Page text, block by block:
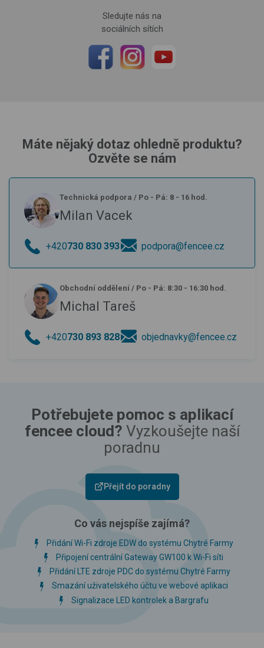
Sledujte nás na
sociálních sítích
Máte nějaký dotaz ohledně produktu?
Ozvěte se nám
Technická podpora / Po - Pá: 8 - 16 hod.
Milan Vacek
+420730 830 393 podpora@fencee.cz
Obchodní oddělení / Po - Pá: 8:30 - 16:30 hod.
Michal Tareš
+420730 893 828 objednavky@fencee.cz
Potřebujete pomoc s aplikací
fencee cloud? Vyzkoušejte naší
poradnu
Přejít do poradny
Co vás nejspíše zajímá?
Přidání Wi-Fi zdroje EDW do systému Chytré Farmy
Připojení centrální Gateway GW100 k Wi-Fi síti
Přidání LTE zdroje PDC do systému Chytré Farmy
Smazání uživatelského účtu ve webové aplikaci
Signalizace LED kontrolek a Bargrafu